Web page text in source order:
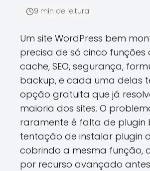
9 min de leitura
Um site WordPress bem
precisa de só cinco funções
cache, SEO, segurança,
backup, e cada uma delas
opção gratuita que já
maioria dos sites. O
raramente é falta de plugin
tentação de instalar plugin
cobrindo a mesma função,
por recurso avançado